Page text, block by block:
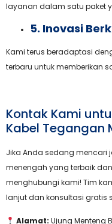
layanan dalam satu paket
5. Inovasi
Kami terus beradaptasi
terbaru untuk memberikan
Kontak Kami
Kabel Tegangan
Jika Anda sedang
menengah yang terbaik
menghubungi kami! Tim
lanjut dan konsultasi gratis
Alamat: Ujung Menteng